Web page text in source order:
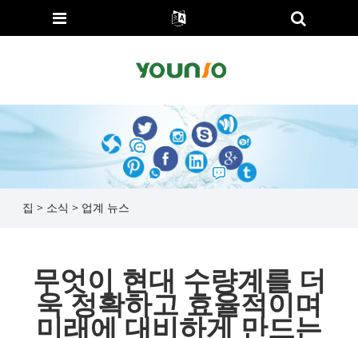
집 > 소식 > 업계 뉴스
무엇이 현대 수량계를 더
욱 정확하고 효율적이며
미래에 대비하게 만드는